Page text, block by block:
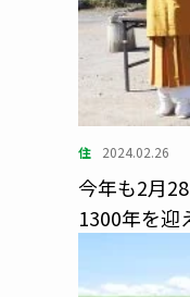
住 2024.02.26
今年も2月
1300年を迎